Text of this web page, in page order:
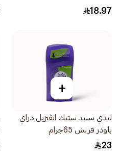
18.97
+
ليدي سبيد ستيك انڤيزبل دراي
باودر فريش 65جرام
23